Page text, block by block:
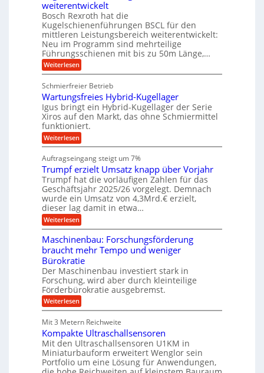
U
m
g
e
b
u
n
g
e
n
n
i
s
e
H
u
b
b
e
w
e
g
u
n
g
e
n
u
t
o
m
o
t
i
v
e
n
d
M
a
s
c
h
i
e
n
b
a
u
t
a
l
e
r
W
e
r
k
z
e
u
g
k
r
e
i
s
a
u
f
weiterentwickelt
Bosch Rexroth hat die
Kugelschienenführungen BSCL für den
mittleren Leistungsbereich weiterentwickelt:
Neu im Programm sind mehrteilige
Führungsschienen mit bis zu 50m Länge,…
Weiterlesen:
K
g
e
l
s
c
h
i
e
e
n
f
ü
h
r
u
n
g
e
n
B
S
C
L
w
e
i
t
e
e
n
t
w
i
Schmierfreier Betrieb
Wartungsfreies Hybrid-Kugellager
Igus bringt ein Hybrid-Kugellager der Serie
Xiros auf den Markt, das ohne Schmiermittel
funktioniert.
Weiterlesen:
W
r
t
u
n
g
s
f
r
e
e
s
H
y
b
r
i
d
-
u
g
e
l
l
a
Auftragseingang steigt um 7%
Trumpf erzielt Umsatz knapp über Vorjahr
Trumpf hat die vorläufigen Zahlen für das
Geschäftsjahr 2025/26 vorgelegt. Demnach
wurde ein Umsatz von 4,3Mrd.€ erzielt,
dieser lag damit in etwa…
Weiterlesen:
T
u
m
p
f
e
r
z
i
e
t
U
m
s
a
t
Maschinenbau: Forschungsförderung
braucht mehr Tempo und weniger
Bürokratie
Der Maschinenbau investiert stark in
Forschung, wird aber durch kleinteilige
Förderbürokratie ausgebremst.
Weiterlesen:
M
s
c
h
i
n
e
Mit 3 Metern Reichweite
Kompakte Ultraschallsensoren
Mit den Ultraschallsensoren U1KM in
Miniaturbauform erweitert Wenglor sein
Portfolio um eine Lösung für Anwendungen,